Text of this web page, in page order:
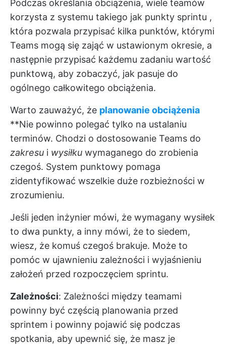
Podczas określania obciążenia, wiele teamów
korzysta z systemu takiego jak punkty sprintu ,
która pozwala przypisać kilka punktów, którymi
Teams mogą się zająć w ustawionym okresie, a
następnie przypisać każdemu zadaniu wartość
punktową, aby zobaczyć, jak pasuje do
ogólnego całkowitego obciążenia.
Warto zauważyć, że planowanie obciążenia
**Nie powinno polegać tylko na ustalaniu
terminów. Chodzi o dostosowanie Teams do
zakresu i wysiłku wymaganego do zrobienia
czegoś. System punktowy pomaga
zidentyfikować wszelkie duże rozbieżności w
zrozumieniu.
Jeśli jeden inżynier mówi, że wymagany wysiłek
to dwa punkty, a inny mówi, że to siedem,
wiesz, że komuś czegoś brakuje. Może to
pomóc w ujawnieniu zależności i wyjaśnieniu
założeń przed rozpoczęciem sprintu.
Zależności: Zależności między teamami
powinny być częścią planowania przed
sprintem i powinny pojawić się podczas
spotkania, aby upewnić się, że masz je